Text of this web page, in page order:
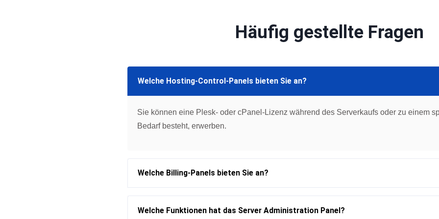
Häufig gestellte Fragen
Welche Hosting-Control-Panels bieten Sie an?
Sie können eine Plesk- oder cPanel-Lizenz während des Serverkaufs oder zu einem
Bedarf besteht, erwerben.
Welche Billing-Panels bieten Sie an?
Welche Funktionen hat das Server Administration Panel?